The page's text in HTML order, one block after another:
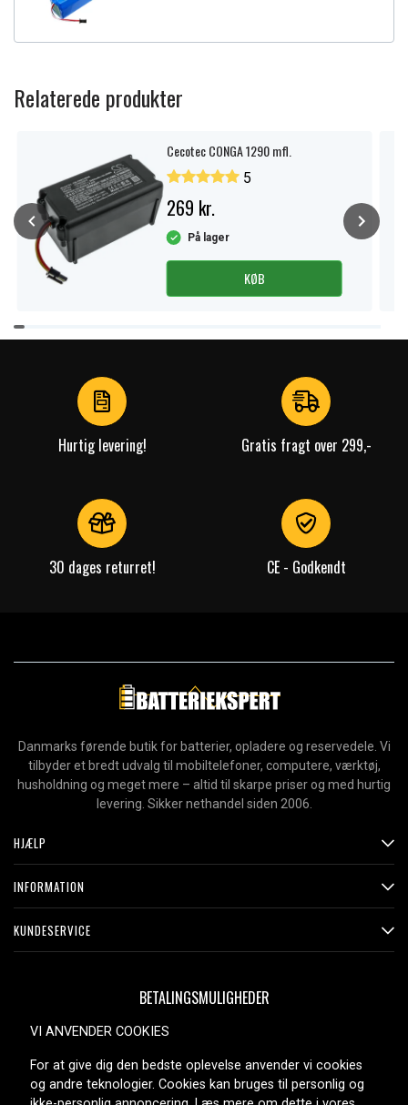
Relaterede produkter
Cecotec CONGA 1290 mfl.
5
269 kr.
På lager
KØB
Item
1
Hurtig levering! Gratis fragt over 299,-
30 dages returret! CE - Godkendt
Danmarks førende butik for batterier, opladere og reservedele. Vi
tilbyder et bredt udvalg til mobiltelefoner, computere, værktøj,
husholdning og meget mere – altid til skarpe priser og med hurtig
levering. Sikker nethandel siden 2006.
HJÆLP
INFORMATION
KUNDESERVICE
BETALINGSMULIGHEDER
LEVERINGSMULIGHEDER
VI ANVENDER COOKIES
For at give dig den bedste oplevelse anvender vi cookies
og andre teknologier. Cookies kan bruges til personlig og